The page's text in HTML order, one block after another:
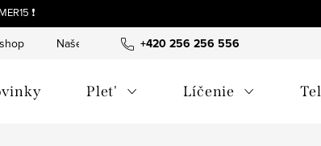
❗
+420 256 256 556
Naše tipy a príbehy O nás
Plet' Líčenie